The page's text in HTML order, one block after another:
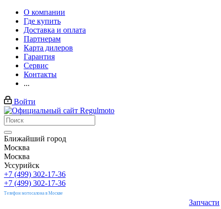
О компании
Где купить
Доставка и оплата
Партнерам
Карта дилеров
Гарантия
Сервис
Контакты
...
Войти
Ближайший город
Москва
Москва
Уссурийск
+7 (499) 302-17-36
+7 (499) 302-17-36
Телефон мотосалона в Москве
Запчасти